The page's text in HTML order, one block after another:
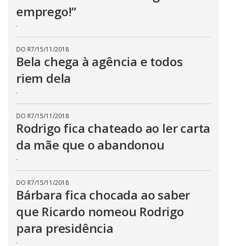
emprego!”
.
DO R7/15/11/2018
Bela chega à agência e todos
riem dela
.
DO R7/15/11/2018
Rodrigo fica chateado ao ler carta
da mãe que o abandonou
.
DO R7/15/11/2018
Bárbara fica chocada ao saber
que Ricardo nomeou Rodrigo
para presidência
.